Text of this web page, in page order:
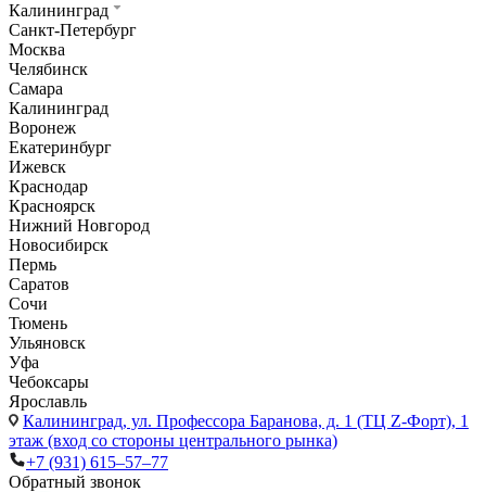
Калининград
Санкт-Петербург
Москва
Челябинск
Самара
Калининград
Воронеж
Екатеринбург
Ижевск
Краснодар
Красноярск
Нижний Новгород
Новосибирск
Пермь
Саратов
Сочи
Тюмень
Ульяновск
Уфа
Чебоксары
Ярославль
Калининград, ул. Профессора Баранова, д. 1 (ТЦ Z-Форт), 1
этаж (вход со стороны центрального рынка)
+7 (931) 615‒57‒77
Обратный звонок